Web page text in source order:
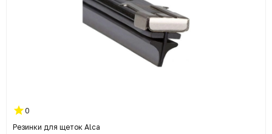
0
Резинки для щеток Alca